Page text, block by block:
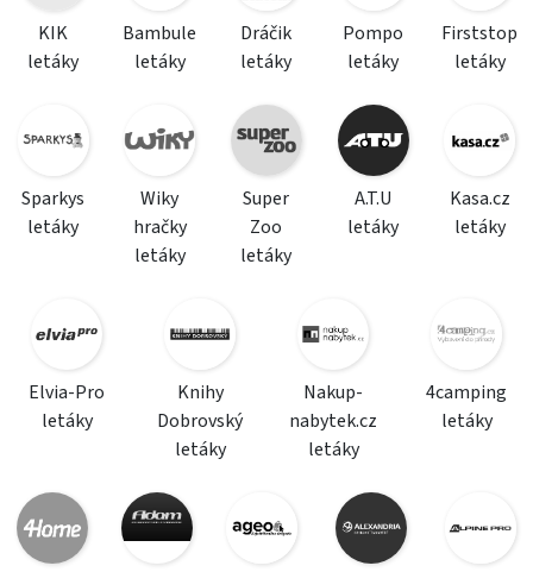
KIK
letáky
Bambule
letáky
Dráčik
letáky
Pompo
letáky
Firststop
letáky
Sparkys
letáky
Wiky
hračky
letáky
Super
Zoo
letáky
A.T.U
letáky
Kasa.cz
letáky
Elvia-Pro
letáky
Knihy
Dobrovský
letáky
Nakup-
nabytek.cz
letáky
4camping
letáky